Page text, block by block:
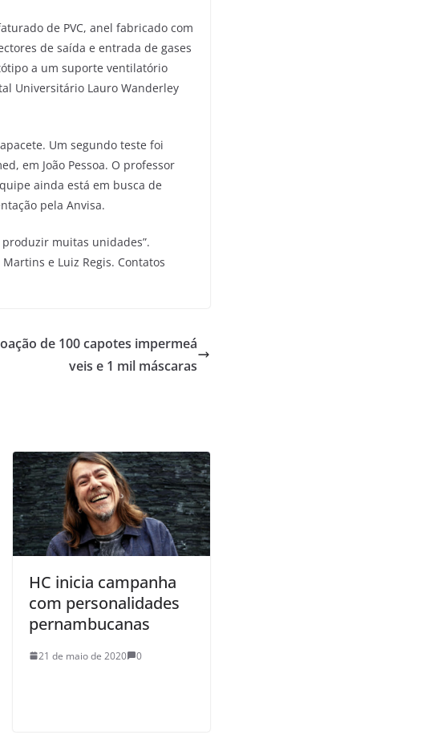
de PVC, anel fabricado com
de saída e entrada de gases
a um suporte ventilatório
Universitário Lauro Wanderley
Um segundo teste foi
em João Pessoa. O professor
ainda está em busca de
pela Anvisa.
muitas unidades”.
e Luiz Regis. Contatos
de 100 capotes impermeá
veis e 1 mil máscaras
HC inicia campanha
com personalidades
pernambucanas
21 de maio de 2020 0